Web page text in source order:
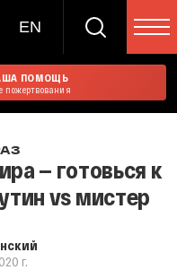
EN
ПОМОЩЬ
пожертвования
— готовься к
vs мистер
г.